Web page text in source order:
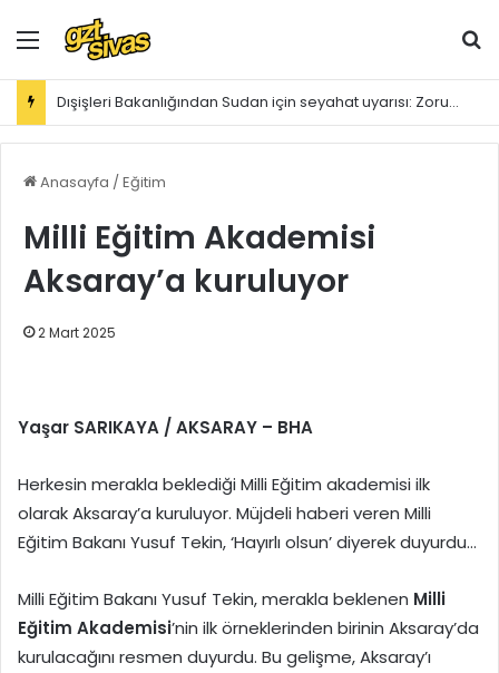
Menü
Dışişleri Bakanlığından Sudan için seyahat uyarısı: Zorunlu değilse gitmeyin
Anasayfa / Eğitim
Milli Eğitim Akademisi
Aksaray’a kuruluyor
2 Mart 2025
Yaşar SARIKAYA / AKSARAY – BHA
Herkesin merakla beklediği Milli Eğitim akademisi ilk
olarak Aksaray’a kuruluyor. Müjdeli haberi veren Milli
Eğitim Bakanı Yusuf Tekin, ‘Hayırlı olsun’ diyerek duyurdu…
Milli Eğitim Bakanı Yusuf Tekin, merakla beklenen Milli
Eğitim Akademisi’nin ilk örneklerinden birinin Aksaray’da
kurulacağını resmen duyurdu. Bu gelişme, Aksaray’ı